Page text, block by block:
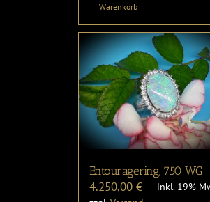
Warenkorb
Entouragering, 750 WG
4.250,00 €
inkl. 19%